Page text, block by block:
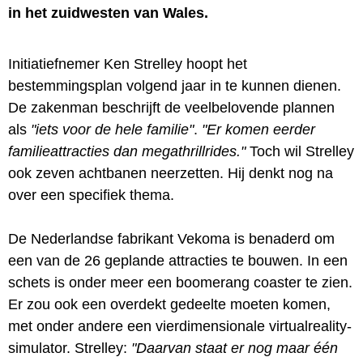
in het zuidwesten van Wales.
Initiatiefnemer Ken Strelley hoopt het
bestemmingsplan volgend jaar in te kunnen dienen.
De zakenman beschrijft de veelbelovende plannen
als "iets voor de hele familie". "Er komen eerder
familieattracties dan megathrillrides."Toch wil Strelley
ook zeven achtbanen neerzetten. Hij denkt nog na
over een specifiek thema.
De Nederlandse fabrikant Vekoma is benaderd om
een van de 26 geplande attracties te bouwen. In een
schets is onder meer een boomerang coaster te zien.
Er zou ook een overdekt gedeelte moeten komen,
met onder andere een vierdimensionale virtualreality-
simulator. Strelley: "Daarvan staat er nog maar één